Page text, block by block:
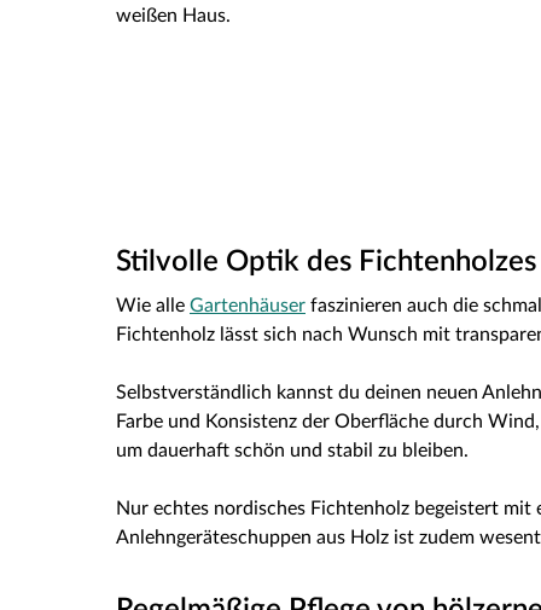
Stilvolle Optik des
Wie alle Gartenhäuser faszinieren auch die
Fichtenholz lässt sich nach Wunsch mit
Selbstverständlich kannst du deinen neuen
Farbe und Konsistenz der Oberfläche durch
um dauerhaft schön und stabil zu bleiben.
Nur echtes nordisches Fichtenholz begeistert
Anlehngeräteschuppen aus Holz ist zudem